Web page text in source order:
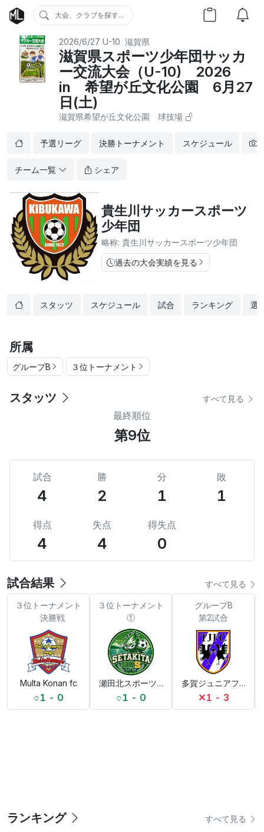
大会、クラブを探す...
2026/6/27 U-10 滋賀県
滋賀県スポーツ少年団サッカ
ー交流大会（U-10) 2026
in 希望が丘文化公園 6月27
日(土)
滋賀県希望が丘文化公園 球技場
予選リーグ 決勝トーナメント スケジュール
チーム一覧 シェア
貴生川サッカースポーツ
少年団
略称: 貴生川サッカースポーツ少年団
過去の大会実績を見る
スタッツ スケジュール 試合 ランキング 選
所属
グループB ３位トーナメント
スタッツ すべて見る
最終順位
第9位
試合
4
勝
2
分
1
敗
1
得点
4
失点
4
得失点
0
試合結果 すべて見る
３位トーナメント
決勝戦
Multa Konan fc
○1 - 0
３位トーナメント
①
瀬田北スポーツ少年団
○1 - 0
グループB
第2試合
多賀ジュニアフット
✕1 - 3
ランキング すべて見る